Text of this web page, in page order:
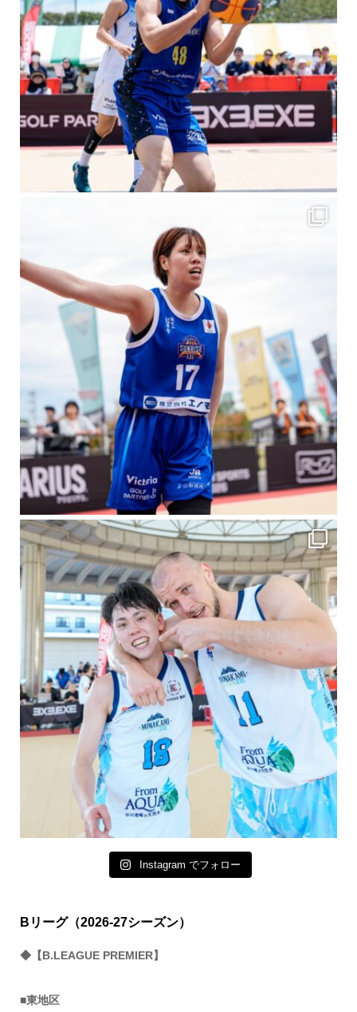
Instagram でフォロー
Bリーグ（2026-27シーズン）
◆【B.LEAGUE PREMIER】
■東地区